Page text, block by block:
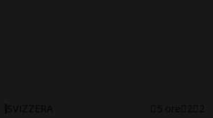
SVIZZERA 5 ore 2 2